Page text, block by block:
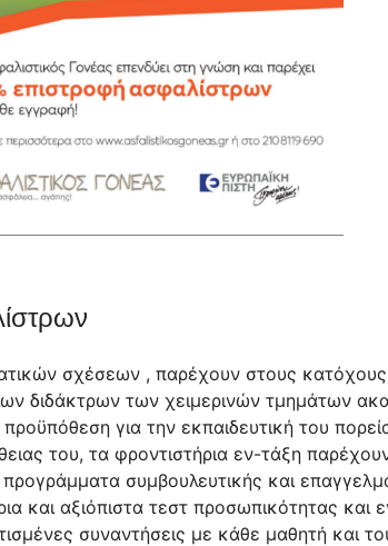
σχέσεων , παρέχουν στους
διδάκτρων των χειμερινών τμημάτων
για την εκπαιδευτική του
του, τα φροντιστήρια εν-τάξη
συμβουλευτικής και
και αξιόπιστα τεστ προσωπικότητας και
συναντήσεις με κάθε μαθητή και